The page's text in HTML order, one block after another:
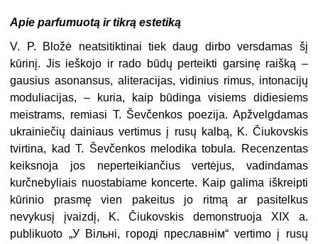
Apie parfumuotą ir tikrą estetiką
V. P. Bložė neatsitiktinai tiek daug dirbo versdamas šį
kūrinį. Jis ieškojo ir rado būdų perteikti garsinę raišką –
gausius asonansus, aliteracijas, vidinius rimus, intonacijų
moduliacijas, – kuria, kaip būdinga visiems didiesiems
meist­rams, remiasi T. Ševčenkos poezija. Apžvelgdamas
ukrainiečių dainiaus vertimus į rusų kalbą, K. Čiukovskis
tvirtina, kad T. Ševčenkos melodika tobula. Recenzentas
keiksnoja jos neperteikiančius vertėjus, vadindamas
kurčnebyliais nuostabiame koncerte. Kaip galima iškreipti
kūrinio prasmę vien pakeitus jo ritmą ar pasitelkus
nevykusį įvaizdį, K. Čiukovskis demonstruoja XIX a.
publikuoto „У Вільні, городі преславнім“ vertimo į rusų